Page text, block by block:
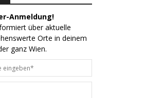
Anmeldung!
über aktuelle
Orte in deinem
ganz Wien.